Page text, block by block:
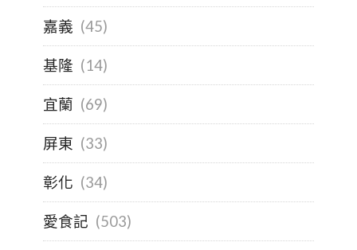
嘉義 (45)
基隆 (14)
宜蘭 (69)
屏東 (33)
彰化 (34)
愛食記 (503)